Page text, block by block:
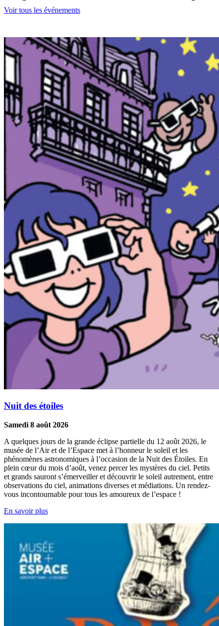
Voir tous les événements
Nuit des étoiles
Samedi 8 août 2026
A quelques jours de la grande éclipse partielle du 12 août 2026, le
musée de l’Air et de l’Espace met à l’honneur le soleil et les
phénomènes astronomiques à l’occasion de la Nuit des Étoiles. En
plein cœur du mois d’août, venez percer les mystères du ciel. Petits
et grands sauront s’émerveiller et découvrir le soleil autrement, entre
observations du ciel, animations diverses et médiations. Un rendez-
vous incontournable pour tous les amoureux de l’espace !
En savoir plus